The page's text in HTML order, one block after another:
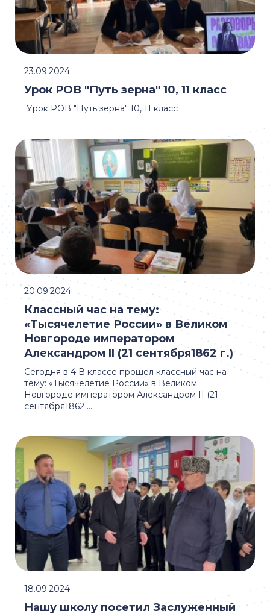
Урок РОВ "Путь зерна" 10, 11 класс
Урок РОВ "Путь зерна" 10, 11 класс
23.09.2024
Сегодня в 4 В классе прошел классный час на
тему: «Тысячелетие России» в Великом
Новгороде императором Александром II (21
сентября1862 ...
Классный час на тему:
«Тысячелетие России» в Великом
Новгороде императором
Александром II (21 сентября1862 г.)
20.09.2024
Нашу школу посетил Заслуженный
18.09.2024